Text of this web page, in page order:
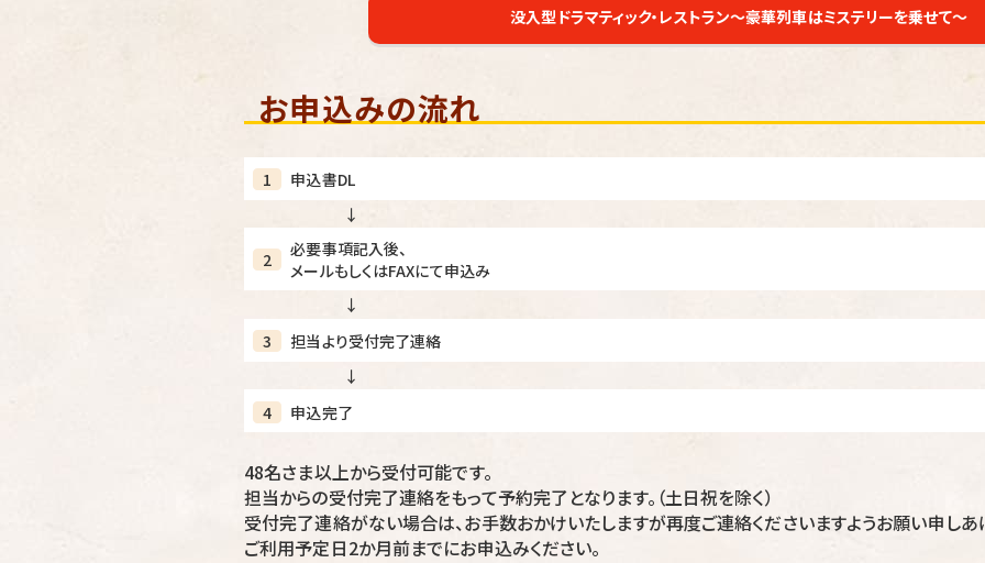
没入型ドラマティック・レストラン～豪華列車はミステリーを乗せて～
お申込みの流れ
1
申込書DL
↓
2
必要事項記入後、
メールもしくはFAXにて申込み
↓
3
担当より受付完了連絡
↓
4
申込完了
48名さま以上から受付可能です。
担当からの受付完了連絡をもって予約完了となります。（土日祝を除く）
受付完了連絡がない場合は、お手数おかけいたしますが再度ご連絡くださいますようお願い申しあ
ご利用予定日2か月前までにお申込みください。